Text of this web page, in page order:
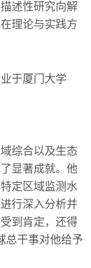
述性研究向解
理论与实践方
综合以及生态
显著成就。他
定区域监测水
行深入分析并
到肯定，还得
总干事对他给予